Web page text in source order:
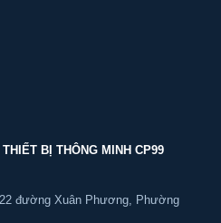
BỊ THÔNG MINH CP99
đường Xuân Phương, Phường